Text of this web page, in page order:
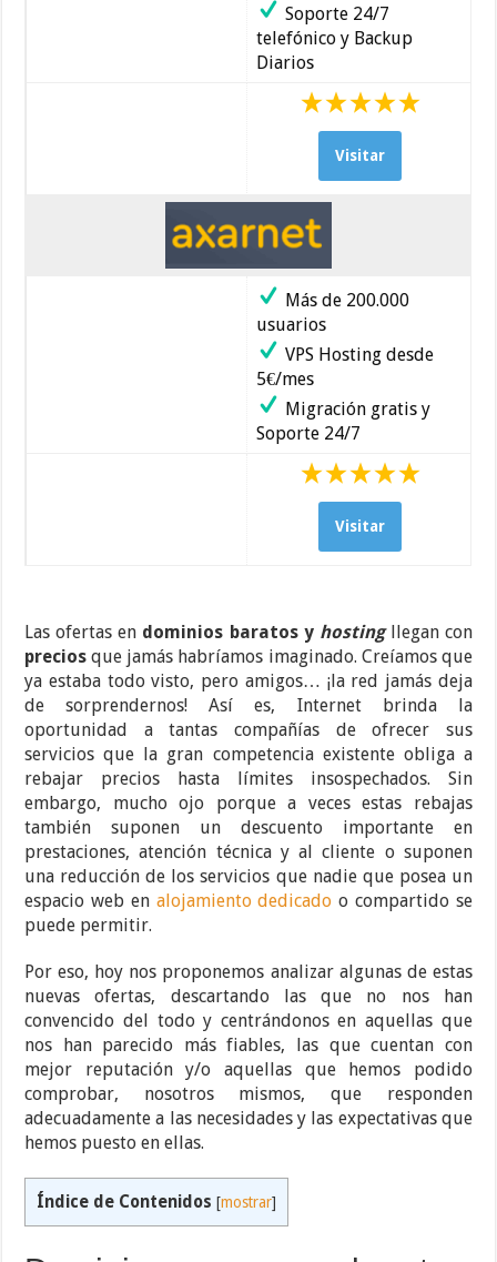
Soporte 24/7
telefónico y Backup
Diarios
Visitar
Más de 200.000
usuarios
VPS Hosting desde
5€/mes
Migración gratis y
Soporte 24/7
Visitar
Las ofertas en dominios baratos y hostingllegan con
precios que jamás habríamos imaginado. Creíamos que
ya estaba todo visto, pero amigos… ¡la red jamás deja
de sorprendernos! Así es, Internet brinda la
oportunidad a tantas compañías de ofrecer sus
servicios que la gran competencia existente obliga a
rebajar precios hasta límites insospechados. Sin
embargo, mucho ojo porque a veces estas rebajas
también suponen un descuento importante en
prestaciones, atención técnica y al cliente o suponen
una reducción de los servicios que nadie que posea un
espacio web en alojamiento dedicado o compartido se
puede permitir.
Por eso, hoy nos proponemos analizar algunas de estas
nuevas ofertas, descartando las que no nos han
convencido del todo y centrándonos en aquellas que
nos han parecido más fiables, las que cuentan con
mejor reputación y/o aquellas que hemos podido
comprobar, nosotros mismos, que responden
adecuadamente a las necesidades y las expectativas que
hemos puesto en ellas.
Índice de Contenidos [mostrar]